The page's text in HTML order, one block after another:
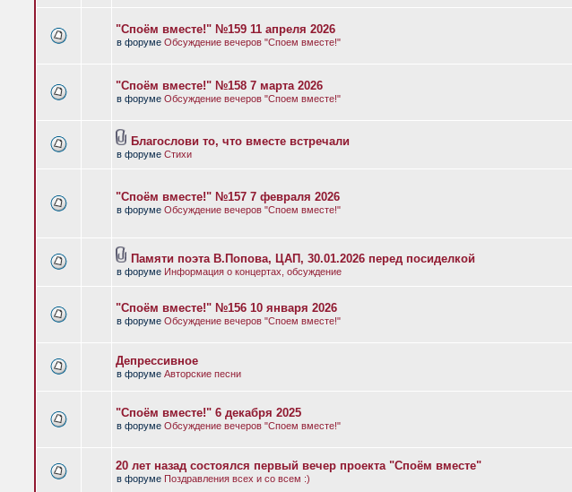
"Споём вместе!" №159 11 апреля 2026
в форуме Обсуждение вечеров "Споем вместе!"
"Споём вместе!" №158 7 марта 2026
в форуме Обсуждение вечеров "Споем вместе!"
Благослови то, что вместе встречали
в форуме Стихи
"Споём вместе!" №157 7 февраля 2026
в форуме Обсуждение вечеров "Споем вместе!"
Памяти поэта В.Попова, ЦАП, 30.01.2026 перед посиделкой
в форуме Информация о концертах, обсуждение
"Споём вместе!" №156 10 января 2026
в форуме Обсуждение вечеров "Споем вместе!"
Депрессивное
в форуме Авторские песни
"Споём вместе!" 6 декабря 2025
в форуме Обсуждение вечеров "Споем вместе!"
20 лет назад состоялся первый вечер проекта "Споём вместе"
в форуме Поздравления всех и со всем :)